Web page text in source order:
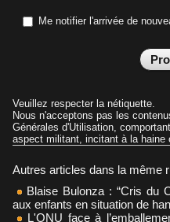
Me notifier l'arrivée de
Veuillez respecter la nétiquette.
Nous n'acceptons pas les
Générales d'Utilisation,
aspect militant, incitant à la haine
Autres articles dans la même
Blaise Bulonza : “Cris du
aux enfants en situation de
L'ONU face à